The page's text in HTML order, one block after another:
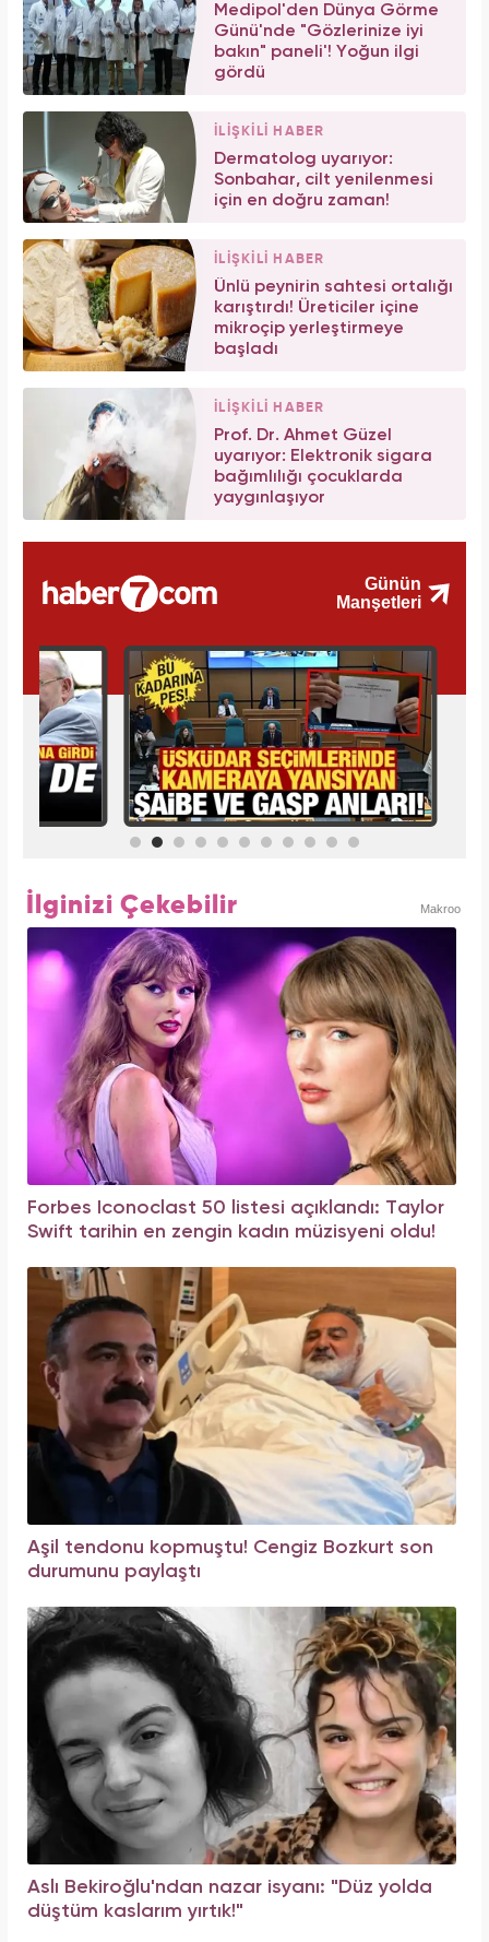
Medipol'den Dünya Görme
Günü'nde "Gözlerinize iyi
bakın" paneli'! Yoğun ilgi
gördü
İLİŞKİLİ HABER
Dermatolog uyarıyor:
Sonbahar, cilt yenilenmesi
için en doğru zaman!
İLİŞKİLİ HABER
Ünlü peynirin sahtesi ortalığı
karıştırdı! Üreticiler içine
mikroçip yerleştirmeye
başladı
İLİŞKİLİ HABER
Prof. Dr. Ahmet Güzel
uyarıyor: Elektronik sigara
bağımlılığı çocuklarda
yaygınlaşıyor
İlginizi Çekebilir Makroo
Forbes Iconoclast 50 listesi açıklandı: Taylor
Swift tarihin en zengin kadın müzisyeni oldu!
Aşil tendonu kopmuştu! Cengiz Bozkurt son
durumunu paylaştı
Aslı Bekiroğlu'ndan nazar isyanı: "Düz yolda
düştüm kaslarım yırtık!"